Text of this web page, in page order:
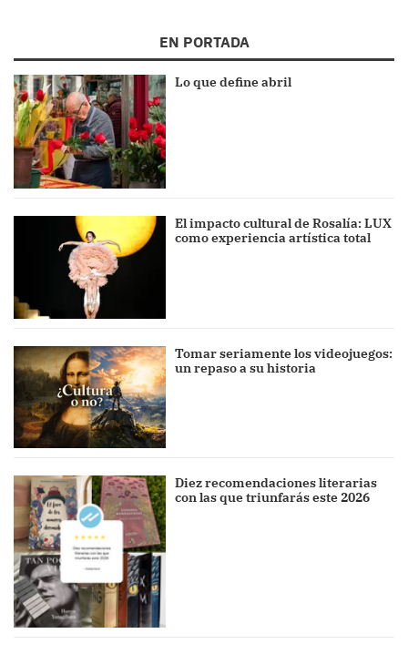
EN PORTADA
Lo que define abril
El impacto cultural de Rosalía: LUX
como experiencia artística total
Tomar seriamente los videojuegos:
un repaso a su historia
Diez recomendaciones literarias
con las que triunfarás este 2026